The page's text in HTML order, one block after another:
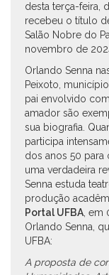
desta terça-feira,
recebeu o título
Salão Nobre do
novembro de
Orlando Senna
Peixoto,
pai envolvido
amador são
sua biografia.
participa
dos anos 50 para
uma verdadeira
Senna estuda
produção
Portal UFBA ,
Orlando Senna,
UFBA:
A proposta de